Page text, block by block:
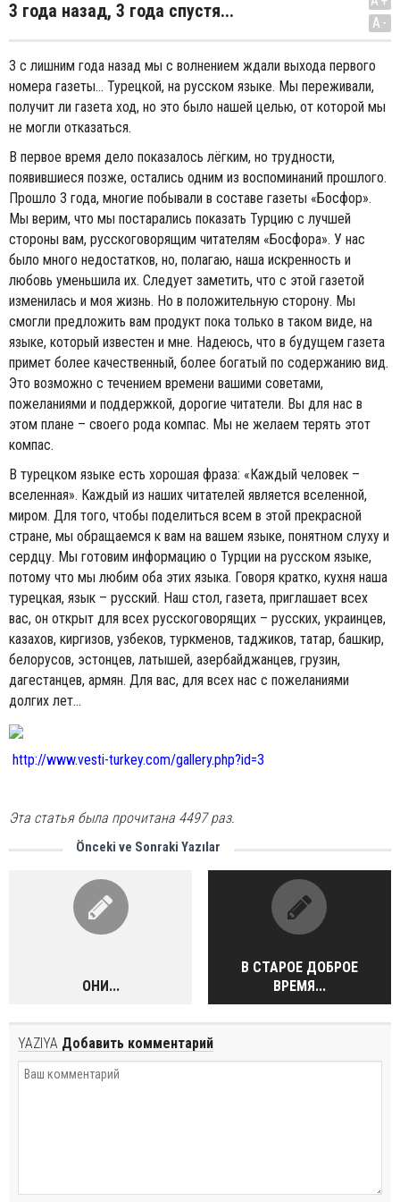
3 года назад, 3 года спустя...
A-
3 с лишним года назад мы с волнением ждали выхода первого
номера газеты... Турецкой, на русском языке. Мы переживали,
получит ли газета ход, но это было нашей целью, от которой мы
не могли отказаться.
В первое время дело показалось лёгким, но трудности,
появившиеся позже, остались одним из воспоминаний прошлого.
Прошло 3 года, многие побывали в составе газеты «Босфор».
Мы верим, что мы постарались показать Турцию с лучшей
стороны вам, русскоговорящим читателям «Босфора». У нас
было много недостатков, но, полагаю, наша искренность и
любовь уменьшила их. Следует заметить, что с этой газетой
изменилась и моя жизнь. Но в положительную сторону. Мы
смогли предложить вам продукт пока только в таком виде, на
языке, который известен и мне. Надеюсь, что в будущем газета
примет более качественный, более богатый по содержанию вид.
Это возможно с течением времени вашими советами,
пожеланиями и поддержкой, дорогие читатели. Вы для нас в
этом плане – своего рода компас. Мы не желаем терять этот
компас.
В турецком языке есть хорошая фраза: «Каждый человек –
вселенная». Каждый из наших читателей является вселенной,
миром. Для того, чтобы поделиться всем в этой прекрасной
стране, мы обращаемся к вам на вашем языке, понятном слуху и
сердцу. Мы готовим информацию о Турции на русском языке,
потому что мы любим оба этих языка. Говоря кратко, кухня наша
турецкая, язык – русский. Наш стол, газета, приглашает всех
вас, он открыт для всех русскоговорящих – русских, украинцев,
казахов, киргизов, узбеков, туркменов, таджиков, татар, башкир,
белорусов, эстонцев, латышей, азербайджанцев, грузин,
дагестанцев, армян. Для вас, для всех нас с пожеланиями
долгих лет...
http://www.vesti-turkey.com/gallery.php?id=3
Эта статья была прочитана 4497 раз.
Önceki ve Sonraki Yazılar
ОНИ...
В СТАРОЕ ДОБРОЕ
ВРЕМЯ...
YAZIYA Добавить комментарий